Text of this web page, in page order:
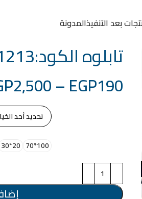
بعد التنفيذالمدونة
تابلوه الكود:100701213
EGP190
–
2,500
100*70
20*30